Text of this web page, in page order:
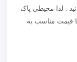
. لذا محیطی پاک
قیمت مناسب به